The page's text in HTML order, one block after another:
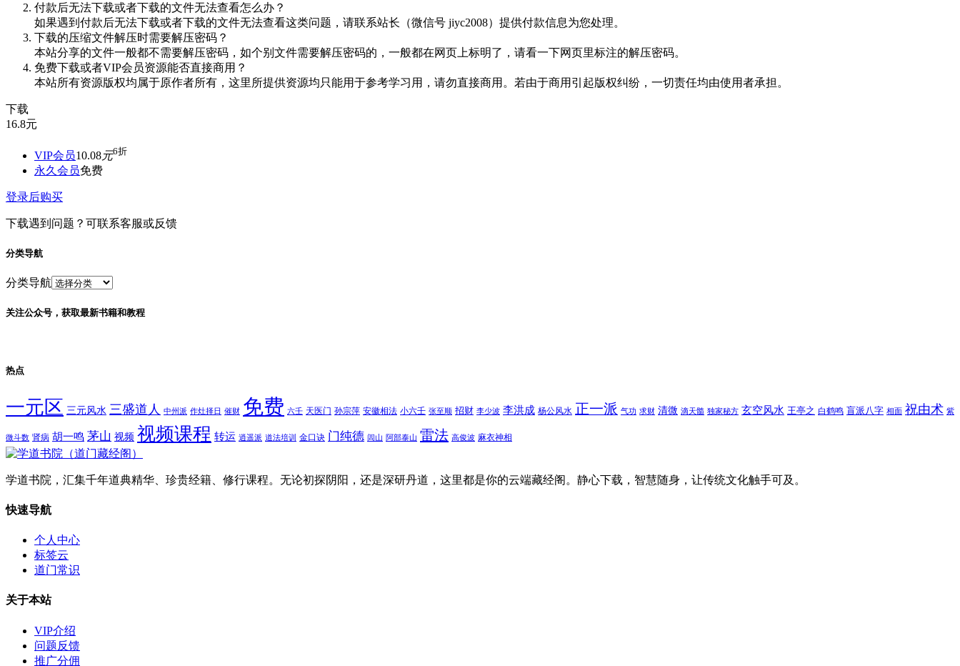
付款后无法下载或者下载的文件无法查看怎么办？
如果遇到付款后无法下载或者下载的文件无法查看这类问题，请联系站长（微信号 jiyc2008）提供付款信息为您处理。
下载的压缩文件解压时需要解压密码？
本站分享的文件一般都不需要解压密码，如个别文件需要解压密码的，一般都在网页上标明了，请看一下网页里标注的解压密码。
免费下载或者VIP会员资源能否直接商用？
本站所有资源版权均属于原作者所有，这里所提供资源均只能用于参考学习用，请勿直接商用。若由于商用引起版权纠纷，一切责任均由使用者承担。
下载
16.8元
VIP会员10.08元6折
永久会员免费
登录后购买
下载遇到问题？可联系客服或反馈
分类导航
分类导航
关注公众号，获取最新书籍和教程
热点
一元区 三元风水 三盛道人 中州派 作灶择日 催财 免费 六壬 天医门 孙宗萍 安徽相法 小六壬 张至顺 招财 李少波 李洪成 杨公风水 正一派 气功 求财 清微 滴天髓 独家秘方 玄空风水 王亭之 白鹤鸣 盲派八字 相面 祝由术 紫
微斗数 肾病 胡一鸣 茅山 视频 视频课程 转运 逍遥派 道法培训 金口诀 门纯德 闾山 阿部泰山 雷法 高俊波 麻衣神相
学道书院，汇集千年道典精华、珍贵经籍、修行课程。无论初探阴阳，还是深研丹道，这里都是你的云端藏经阁。静心下载，智慧随身，让传统文化触手可及。
快速导航
个人中心
标签云
道门常识
关于本站
VIP介绍
问题反馈
推广分佣